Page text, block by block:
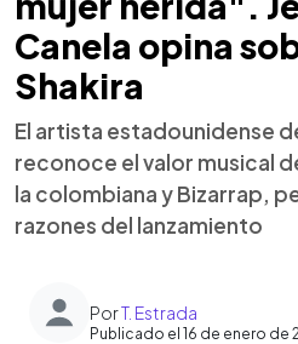
Canela opina
Shakira
El artista estadounidense
reconoce el valor musical
la colombiana y Bizarrap,
razones del lanzamiento
PorT. Estrada
Publicado el 16 de enero de